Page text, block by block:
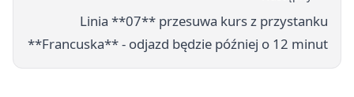
Linia **07** przesuwa kurs z przystanku
**Francuska** - odjazd będzie później o 12 minut